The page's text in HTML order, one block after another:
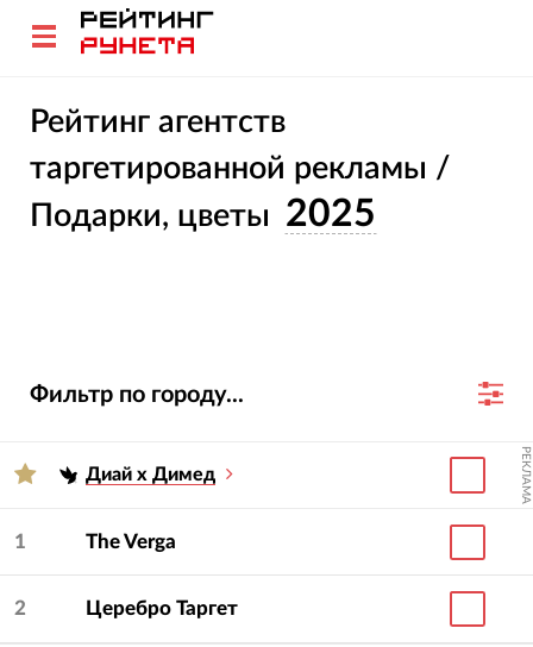
Рейтинг агентств
таргетированной рекламы /
Подарки, цветы 2025
Фильтр по городу...
Диай х Димед РЕКЛАМА
1 The Verga
2 Церебро Таргет